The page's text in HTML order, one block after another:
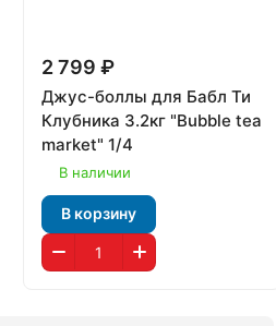
2 799 ₽
Джус-боллы для Бабл Ти
Клубника 3.2кг "Bubble tea
market" 1/4
В наличии
В корзину